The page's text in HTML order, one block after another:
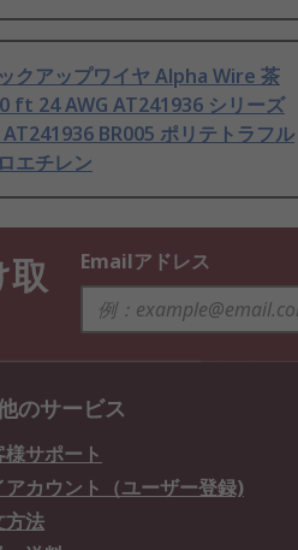
クアップワイヤ Alpha Wire 茶
ft 24 AWG AT241936 シリーズ
AT241936 BR005 ポリテトラフル
エチレン
Emailアドレス
のサービス
様サポート
アカウント（ユーザー登録)
方法